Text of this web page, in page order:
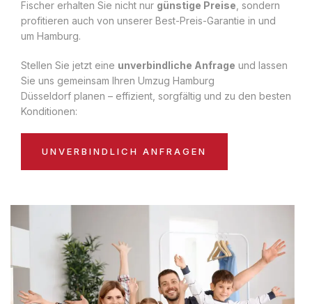
Fischer erhalten Sie nicht nur günstige Preise , sondern
profitieren auch von unserer Best-Preis-Garantie in und
um Hamburg.
Stellen Sie jetzt eine unverbindliche Anfrage und lassen
Sie uns gemeinsam Ihren Umzug Hamburg
Düsseldorf planen – effizient, sorgfältig und zu den besten
Konditionen:
UNVERBINDLICH ANFRAGEN